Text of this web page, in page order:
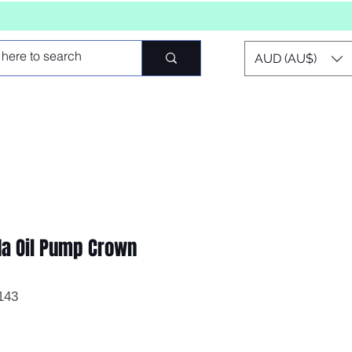
AUD (AU$)
Oil Pump Crown